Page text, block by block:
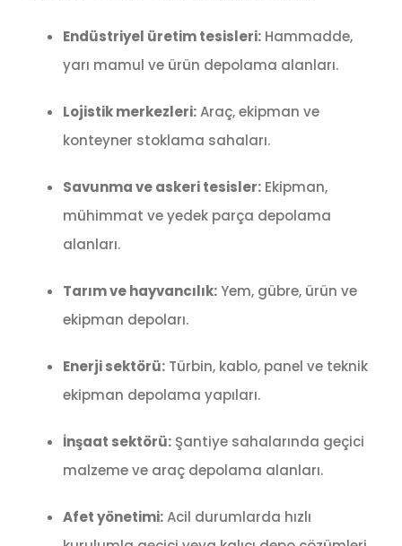
Endüstriyel üretim tesisleri:Hammadde,
yarı mamul ve ürün depolama alanları.
Lojistik merkezleri:Araç, ekipman ve
konteyner stoklama sahaları.
Savunma ve askeri tesisler:Ekipman,
mühimmat ve yedek parça depolama
alanları.
Tarım ve hayvancılık:Yem, gübre, ürün ve
ekipman depoları.
Enerji sektörü:Türbin, kablo, panel ve teknik
ekipman depolama yapıları.
İnşaat sektörü:Şantiye sahalarında geçici
malzeme ve araç depolama alanları.
Afet yönetimi:Acil durumlarda hızlı